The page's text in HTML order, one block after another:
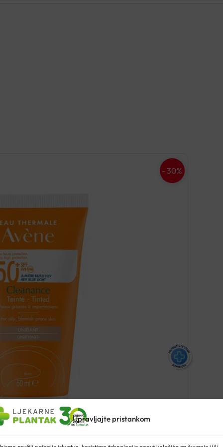
Upravljajte pristankom
proizvodi imaju za cilj hidratizirati i nahraniti kožu bez izazivanja
liniji uključuju čistače, tonike i tretmane za kontrolu viška sebuma i
osmišljeni su za rješavanje problema poput akni i nepravilnosti.
kože nakon ozljeda, opeklina ili iritacija. Iz kategorije
uvjeta rada.
uključuju kreme i balzame koji pružaju intenzivnu hidrataciju i
hidrataciju i umirujuće olakšanje.
- 30%